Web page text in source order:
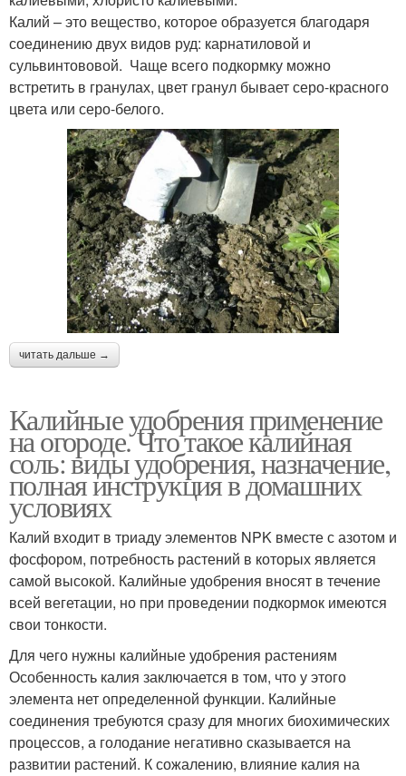
Калий – это вещество, которое образуется благодаря
соединению двух видов руд: карнатиловой и
сульвинтововой. Чаще всего подкормку можно
встретить в гранулах, цвет гранул бывает серо-красного
цвета или серо-белого.
читать дальше →
Калийные удобрения применение
на огороде. Что такое калийная
соль: виды удобрения, назначение,
полная инструкция в домашних
условиях
Калий входит в триаду элементов NPK вместе с азотом и
фосфором, потребность растений в которых является
самой высокой. Калийные удобрения вносят в течение
всей вегетации, но при проведении подкормок имеются
свои тонкости.
Для чего нужны калийные удобрения растениям
Особенность калия заключается в том, что у этого
элемента нет определенной функции. Калийные
соединения требуются сразу для многих биохимических
процессов, а голодание негативно сказывается на
развитии растений. К сожалению, влияние калия на